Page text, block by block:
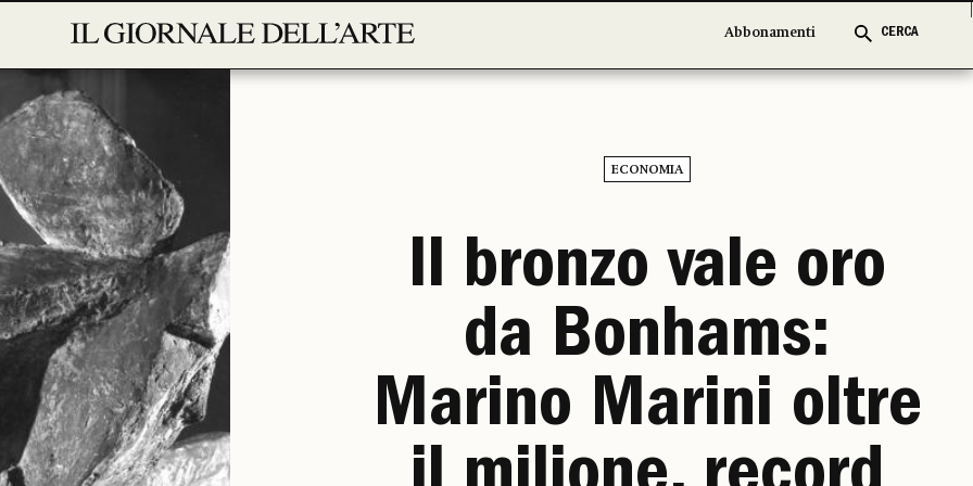
Abbonamenti CERCA
Abbonamenti CERCA
ECONOMIA
Il bronzo vale oro
da Bonhams:
Marino Marini oltre